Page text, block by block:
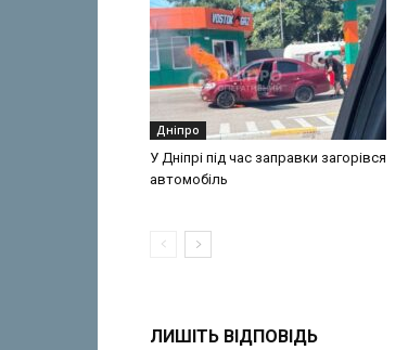
Дніпро
У Дніпрі під час заправки загорівся
автомобіль
ЛИШІТЬ ВІДПОВІДЬ